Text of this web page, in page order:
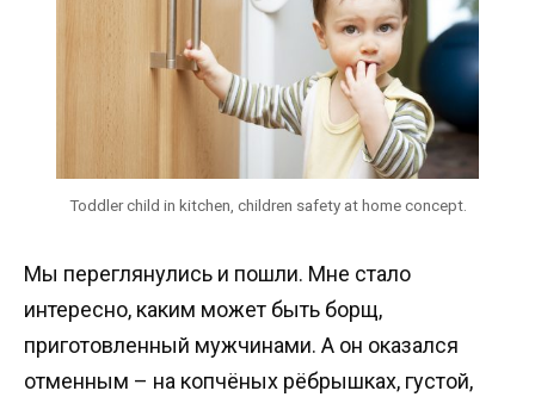
Toddler child in kitchen, children safety at home concept.
Мы переглянулись и пошли. Мне стало
интересно, каким может быть борщ,
приготовленный мужчинами. А он оказался
отменным – на копчёных рёбрышках, густой,